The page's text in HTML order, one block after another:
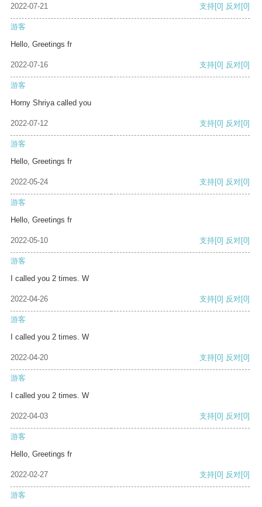
2022-07-21 支持[0] 反对[0]
游客
Hello, Greetings fr
2022-07-16 支持[0] 反对[0]
游客
Horny Shriya called you
2022-07-12 支持[0] 反对[0]
游客
Hello, Greetings fr
2022-05-24 支持[0] 反对[0]
游客
Hello, Greetings fr
2022-05-10 支持[0] 反对[0]
游客
I called you 2 times. W
2022-04-26 支持[0] 反对[0]
游客
I called you 2 times. W
2022-04-20 支持[0] 反对[0]
游客
I called you 2 times. W
2022-04-03 支持[0] 反对[0]
游客
Hello, Greetings fr
2022-02-27 支持[0] 反对[0]
游客